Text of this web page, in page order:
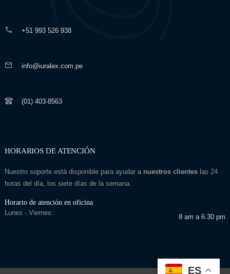
+51 993 526 938
info@iuralex.com.pe
(01) 403-8563
HORARIOS DE ATENCIÓN
Nuestro soporte está disponible para ayudar a nuestros clienteslas 24
horas del día, los siete días de la semana.
Horario de atención en oficina
Lunes - Viernes:
8 am a 6:30 pm
ES